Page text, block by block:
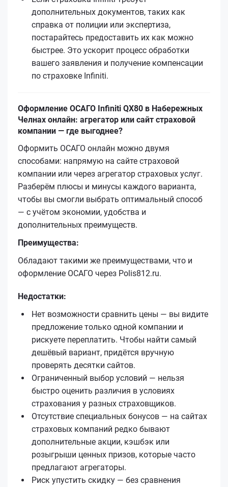
дополнительных документов, таких как
справка от полиции или экспертиза,
постарайтесь предоставить их как можно
быстрее. Это ускорит процесс обработки
вашего заявления и получение компенсации
по страховке Infiniti.
Оформление ОСАГО Infiniti QX80 в Набережных
Челнах онлайн: агрегатор или сайт страховой
компании — где выгоднее?
Оформить ОСАГО онлайн можно двумя
способами: напрямую на сайте страховой
компании или через агрегатор страховых услуг.
Разберём плюсы и минусы каждого варианта,
чтобы вы смогли выбрать оптимальный способ
— с учётом экономии, удобства и
дополнительных преимуществ.
Преимущества:
Обладают такими же преимуществами, что и
оформление ОСАГО через Polis812.ru.
Недостатки:
Нет возможности сравнить цены — вы видите
предложение только одной компании и
рискуете переплатить. Чтобы найти самый
дешёвый вариант, придётся вручную
проверять десятки сайтов.
Ограниченный выбор условий — нельзя
быстро оценить различия в условиях
страхования у разных страховщиков.
Отсутствие специальных бонусов — на сайтах
страховых компаний редко бывают
дополнительные акции, кэшбэк или
розыгрыши ценных призов, которые часто
предлагают агрегаторы.
Риск упустить скидку — без сравнения